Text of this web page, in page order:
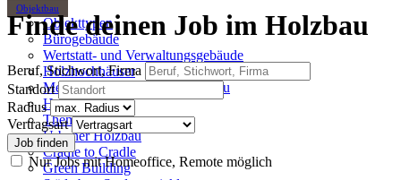
Objektbau
Objekttypen
Bürogebäude
Wertstatt- und Verwaltungsgebäude
Holzhochhäuser
Mehrgeschossiger Wohnungsbau
Hallenbau
Themen
Urbaner Holzbau
Cradle to Cradle
Green Building
Finde deinen Job im Holzbau
Beruf, Stichwort, Firma
Standort
Radius
Vertragsart
Nur Jobs mit Homeoffice, Remote möglich